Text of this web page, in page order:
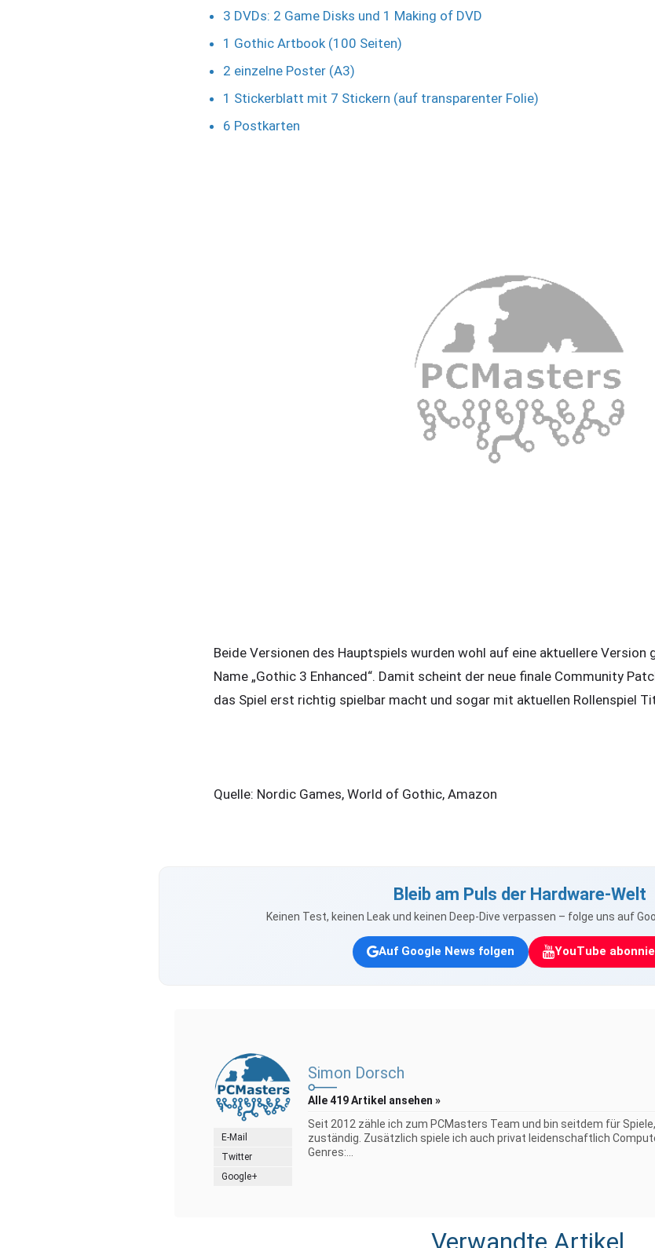
3 DVDs: 2 Game Disks und 1 Making of DVD
1 Gothic Artbook (100 Seiten)
2 einzelne Poster (A3)
1 Stickerblatt mit 7 Stickern (auf transparenter Folie)
6 Postkarten
Beide Versionen des Hauptspiels wurden wohl auf eine aktuellere Version
Name „Gothic 3 Enhanced“. Damit scheint der neue finale Community
das Spiel erst richtig spielbar macht und sogar mit aktuellen Rollenspiel
Quelle: Nordic Games, World of Gothic, Amazon
Bleib am Puls der Hardware-Welt
Keinen Test, keinen Leak und keinen Deep-Dive verpassen – folge uns auf
Auf Google News folgen YouTube
E-Mail
Twitter
Google+
Simon Dorsch
Alle 419 Artikel ansehen »
Seit 2012 zähle ich zum PCMasters Team und bin seitdem für
zuständig. Zusätzlich spiele ich auch privat leidenschaftlich
Genres:...
Verwandte Artikel